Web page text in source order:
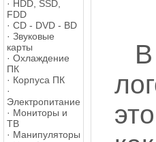
· HDD, SSD,
FDD
· CD - DVD - BD
· Звуковые
карты
· Охлаждение
ПК
· Корпуса ПК
·
Электропитание
· Мониторы и
ТВ
· Манипуляторы